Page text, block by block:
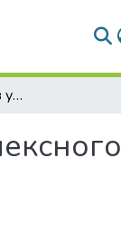
Меліоративні заходи в урбанізованих водоймах комплексного призначення